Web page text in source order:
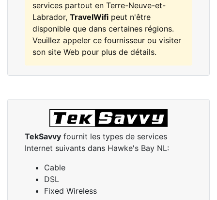
services partout en Terre-Neuve-et-
Labrador, TravelWifi peut n'être
disponible que dans certaines régions.
Veuillez appeler ce fournisseur ou visiter
son site Web pour plus de détails.
TekSavvy fournit les types de services
Internet suivants dans Hawke's Bay NL:
Cable
DSL
Fixed Wireless